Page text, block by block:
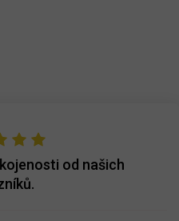
od našich